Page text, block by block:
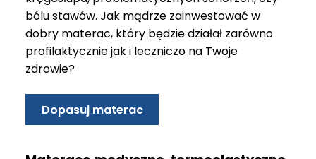
bólu stawów. Jak mądrze zainwestować w
dobry materac, który będzie działał zarówno
profilaktycznie jak i leczniczo na Twoje
zdrowie?
Dopasuj materac